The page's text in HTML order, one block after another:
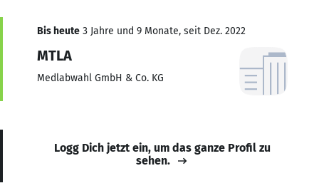
Bis heute 3 Jahre und 9 Monate, seit Dez. 2022
MTLA
Medlabwahl GmbH & Co. KG
Logg Dich jetzt ein, um das ganze Profil zu
sehen.